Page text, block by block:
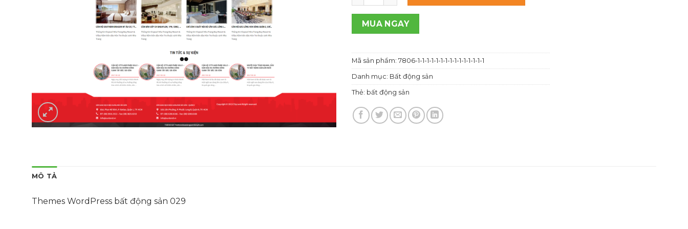
1,000,000 ₫.
là:
MUA NGAY
Mã sản phẩm: 7806-1-1-1-1-1-1-1-1-1-1-1-1-1-1-1
Danh mục: Bất động sản
Thẻ: bất động sản
MÔ TẢ
Themes WordPress bất động sản 029